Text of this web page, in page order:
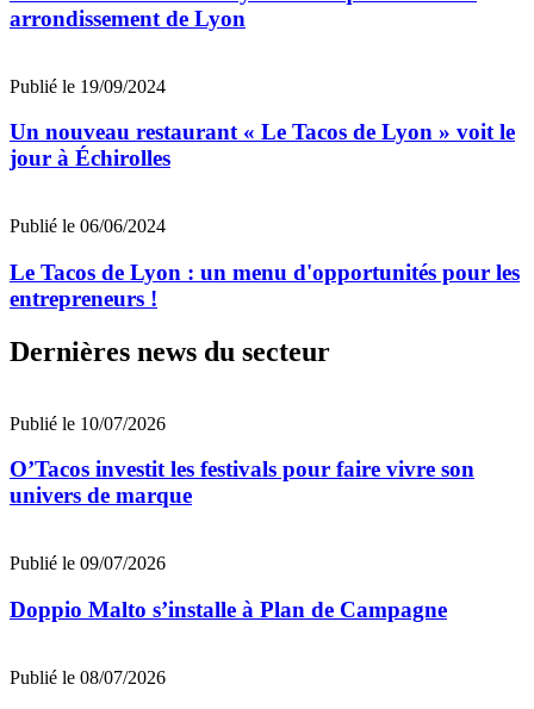
arrondissement de Lyon
Publié le 19/09/2024
Un nouveau restaurant « Le Tacos de Lyon » voit le
jour à Échirolles
Publié le 06/06/2024
Le Tacos de Lyon : un menu d'opportunités pour les
entrepreneurs !
Dernières news du secteur
Publié le 10/07/2026
O’Tacos investit les festivals pour faire vivre son
univers de marque
Publié le 09/07/2026
Doppio Malto s’installe à Plan de Campagne
Publié le 08/07/2026